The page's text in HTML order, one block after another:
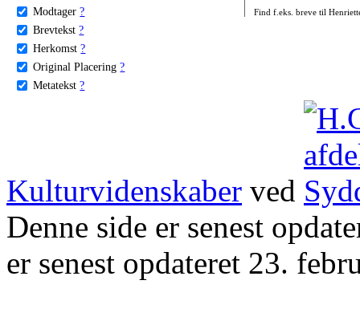
Modtager ?
Brevtekst ?
Herkomst ?
Original Placering ?
Metatekst ?
Find f.eks. breve til
Kulturvidenskaber ved
Denne side er senest
er senest opdateret 23.